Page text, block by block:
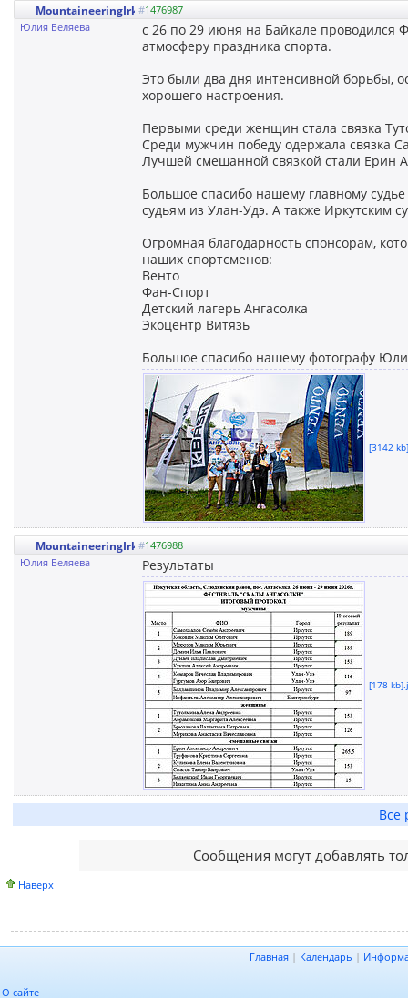
MountaineeringIrkutsk
#1476987
Юлия Беляева
с 26 по 29 июня на Байкале проводился
атмосферу праздника спорта.
Это были два дня интенсивной борьбы,
хорошего настроения.
Первыми среди женщин стала связка
Среди мужчин победу одержала связка
Лучшей смешанной связкой стали Ерин
Большое спасибо нашему главному
судьям из Улан-Удэ. А также Иркутским
Огромная благодарность спонсорам,
наших спортсменов:
Венто
Фан-Спорт
Детский лагерь Ангасолка
Экоцентр Витязь
Большое спасибо нашему фотографу
[3142
MountaineeringIrkutsk
#1476988
Юлия Беляева
Результаты
[178
Все
Сообщения могут добавлять
Наверх
Главная | Календарь |
О сайте